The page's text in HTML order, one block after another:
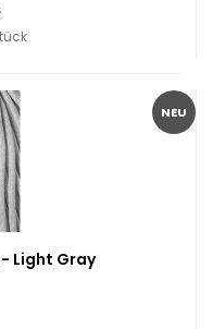
NEU
Light Gray